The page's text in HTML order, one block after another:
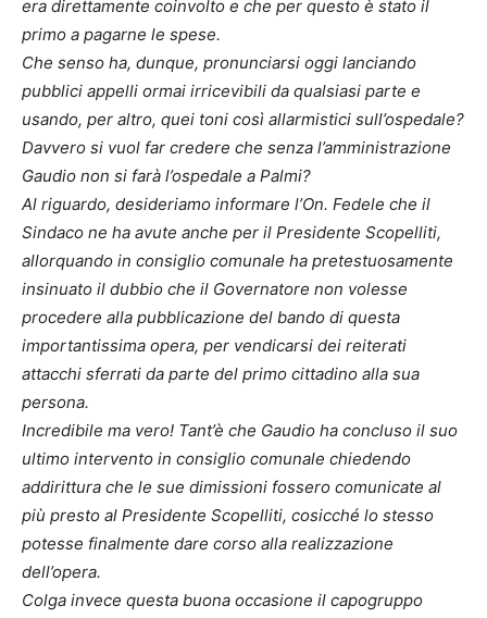
era direttamente coinvolto e che per questo è stato il
primo a pagarne le spese.
Che senso ha, dunque, pronunciarsi oggi lanciando
pubblici appelli ormai irricevibili da qualsiasi parte e
usando, per altro, quei toni così allarmistici sull’ospedale?
Davvero si vuol far credere che senza l’amministrazione
Gaudio non si farà l’ospedale a Palmi?
Al riguardo, desideriamo informare l’On. Fedele che il
Sindaco ne ha avute anche per il Presidente Scopelliti,
allorquando in consiglio comunale ha pretestuosamente
insinuato il dubbio che il Governatore non volesse
procedere alla pubblicazione del bando di questa
importantissima opera, per vendicarsi dei reiterati
attacchi sferrati da parte del primo cittadino alla sua
persona.
Incredibile ma vero! Tant’è che Gaudio ha concluso il suo
ultimo intervento in consiglio comunale chiedendo
addirittura che le sue dimissioni fossero comunicate al
più presto al Presidente Scopelliti, cosicché lo stesso
potesse finalmente dare corso alla realizzazione
dell’opera.
Colga invece questa buona occasione il capogruppo